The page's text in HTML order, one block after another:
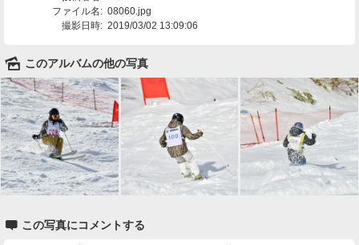
ファイル名: 08060.jpg
撮影日時: 2019/03/02 13:09:06
🌄 このアルバムの他の写真
 この写真にコメントする